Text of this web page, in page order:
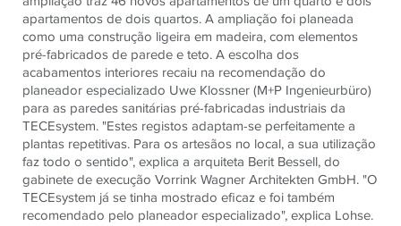
apartamentos de dois quartos. A ampliação foi planeada
como uma construção ligeira em madeira, com elementos
pré-fabricados de parede e teto. A escolha dos
acabamentos interiores recaiu na recomendação do
planeador especializado Uwe Klossner (M+P Ingenieurbüro)
para as paredes sanitárias pré-fabricadas industriais da
TECEsystem. "Estes registos adaptam-se perfeitamente a
plantas repetitivas. Para os artesãos no local, a sua utilização
faz todo o sentido", explica a arquiteta Berit Bessell, do
gabinete de execução Vorrink Wagner Architekten GmbH. "O
TECEsystem já se tinha mostrado eficaz e foi também
recomendado pelo planeador especializado", explica Lohse.